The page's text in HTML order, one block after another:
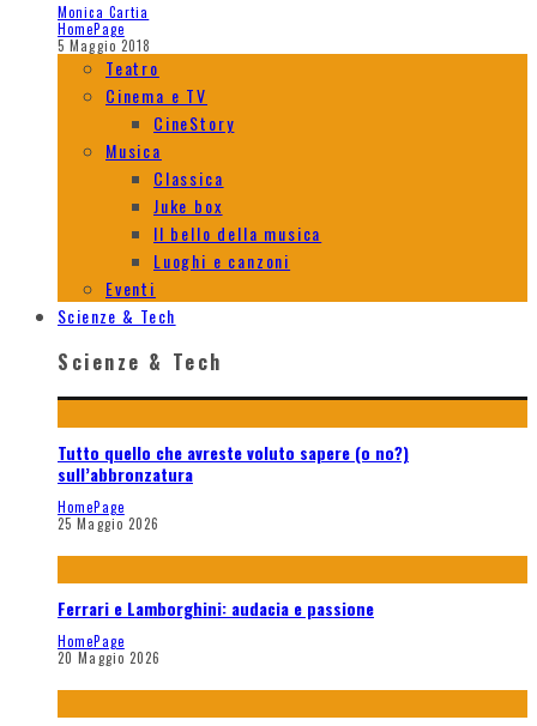
Monica Cartia
HomePage
5 Maggio 2018
Teatro
Cinema e TV
CineStory
Musica
Classica
Juke box
Il bello della musica
Luoghi e canzoni
Eventi
Scienze & Tech
Scienze & Tech
Tutto quello che avreste voluto sapere (o no?)
sull’abbronzatura
HomePage
25 Maggio 2026
Ferrari e Lamborghini: audacia e passione
HomePage
20 Maggio 2026